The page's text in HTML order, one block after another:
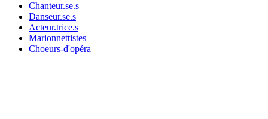
Chanteur.se.s
Danseur.se.s
Acteur.trice.s
Marionnettistes
Choeurs-d'opéra